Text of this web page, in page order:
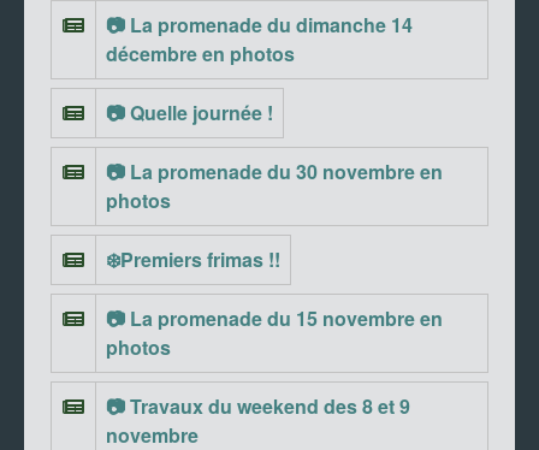
📷 La promenade du dimanche 14
décembre en photos
📷 Quelle journée !
📷 La promenade du 30 novembre en
photos
❄️Premiers frimas !!
📷 La promenade du 15 novembre en
photos
📷 Travaux du weekend des 8 et 9
novembre